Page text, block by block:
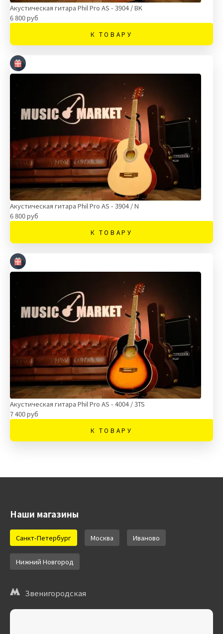
Акустическая гитара Phil Pro AS - 3904 / BK
6 800 руб
К ТОВАРУ
Акустическая гитара Phil Pro AS - 3904 / N
6 800 руб
К ТОВАРУ
Акустическая гитара Phil Pro AS - 4004 / 3TS
7 400 руб
К ТОВАРУ
Наши магазины
Санкт-Петербург Москва Иваново
Нижний Новгород
Звенигородская